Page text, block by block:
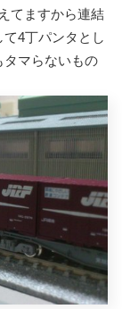
てますから連結
4丁パンタとし
タマらないもの